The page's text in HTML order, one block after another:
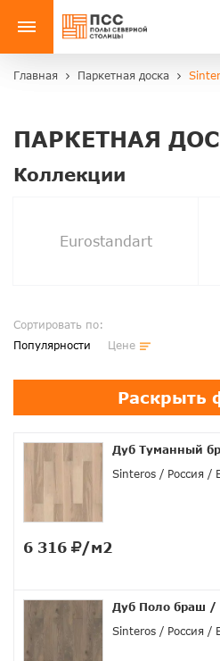
Главная Паркетная доска
ПАРКЕТНАЯ
Коллекции
Eurostandart
Сортировать по:
Популярности
Цене
Раскрыть
Дуб Туманный
Sinteros
Россия
6 316 /м2
Дуб Поло браш /
Sinteros
Россия